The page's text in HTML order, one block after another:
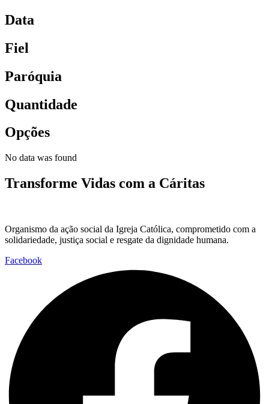
Data
Fiel
Paróquia
Quantidade
Opções
No data was found
Transforme Vidas com a Cáritas
Organismo da ação social da Igreja Católica, comprometido com a
solidariedade, justiça social e resgate da dignidade humana.
Facebook